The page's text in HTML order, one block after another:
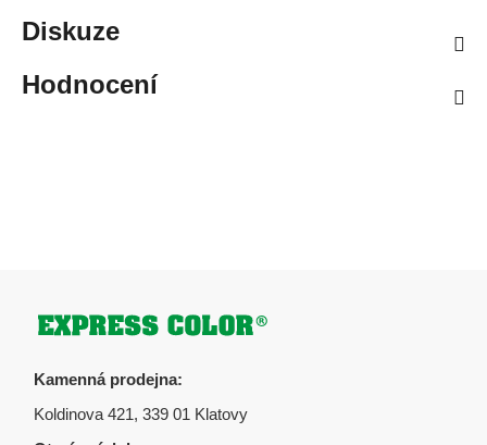
Diskuze
Hodnocení
Zápatí
Kamenná prodejna:
Koldinova 421, 339 01 Klatovy